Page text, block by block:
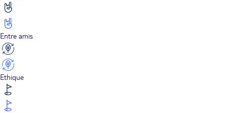
Entre amis
Ethique